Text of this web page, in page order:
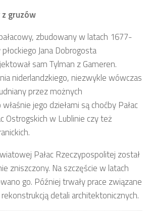
z gruzów
zbudowany w latach 1677-
Jana Dobrogosta
sam Tylman z Gameren.
niderlandzkiego, niezwykle wówczas
przez możnych
jego dziełami są choćby Pałac
Ostrogskich w Lublinie czy też
Pałac Rzeczypospolitej został
zniszczony. Na szczęście w latach
go. Później trwały prace związane
detali architektonicznych.